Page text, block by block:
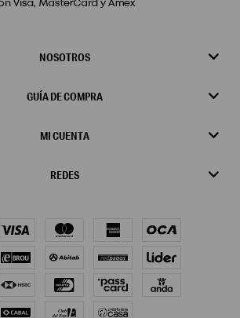
NOSOTROS
GUÍA DE COMPRA
MI CUENTA
REDES